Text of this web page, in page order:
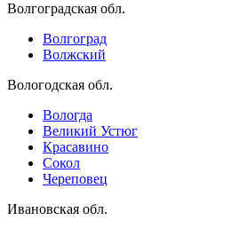
Волгоградская обл.
Волгоград
Волжский
Вологодская обл.
Вологда
Великий Устюг
Красавино
Сокол
Череповец
Ивановская обл.